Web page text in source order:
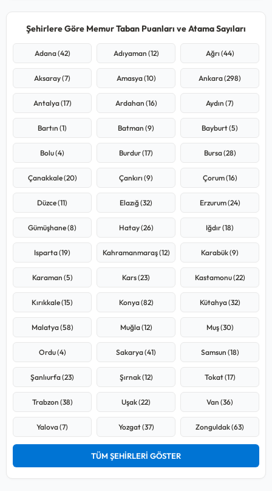
Şehirlere Göre Memur Taban Puanları ve Atama Sayıları
Adana (42) Adıyaman (12) Ağrı (44)
Aksaray (7) Amasya (10) Ankara (298)
Antalya (17) Ardahan (16) Aydın (7)
Bartın (1) Batman (9) Bayburt (5)
Bolu (4) Burdur (17) Bursa (28)
Çanakkale (20) Çankırı (9) Çorum (16)
Düzce (11) Elazığ (32) Erzurum (24)
Gümüşhane (8) Hatay (26) Iğdır (18)
Isparta (19) Kahramanmaraş (12) Karabük (9)
Karaman (5) Kars (23) Kastamonu (22)
Kırıkkale (15) Konya (82) Kütahya (32)
Malatya (58) Muğla (12) Muş (30)
Ordu (4) Sakarya (41) Samsun (18)
Şanlıurfa (23) Şırnak (12) Tokat (17)
Trabzon (38) Uşak (22) Van (36)
Yalova (7) Yozgat (37) Zonguldak (63)
TÜM ŞEHİRLERİ GÖSTER